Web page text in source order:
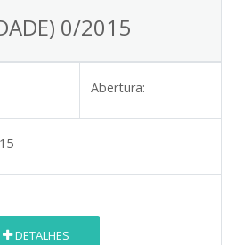
0/2015
Abertura:
DETALHES